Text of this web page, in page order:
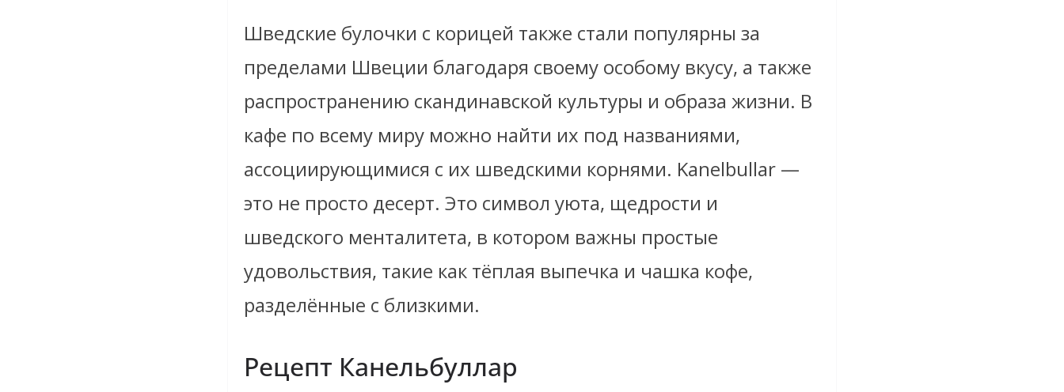
Шведские булочки с корицей также стали популярны за
пределами Швеции благодаря своему особому вкусу, а также
распространению скандинавской культуры и образа жизни. В
кафе по всему миру можно найти их под названиями,
ассоциирующимися с их шведскими корнями. Kanelbullar —
это не просто десерт. Это символ уюта, щедрости и
шведского менталитета, в котором важны простые
удовольствия, такие как тёплая выпечка и чашка кофе,
разделённые с близкими.
Рецепт Канельбуллар